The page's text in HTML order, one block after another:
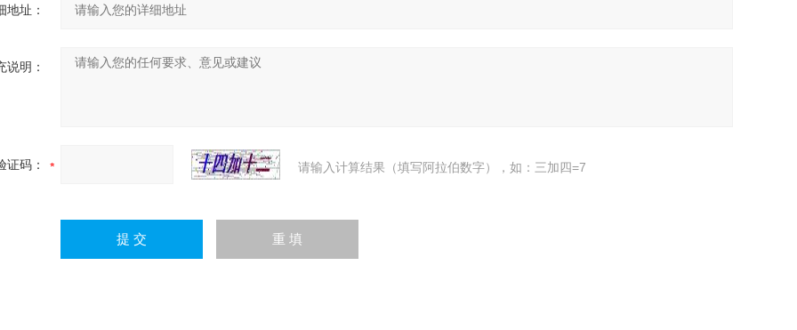
地址：
说明：
证码： 请输入计算结果（填写阿拉伯数字），如：三加四=7